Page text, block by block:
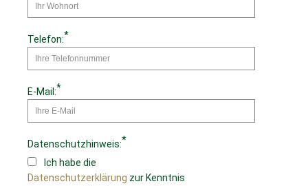
Telefon:*
E-Mail:*
Datenschutzhinweis:*
Ich habe die
Datenschutzerklärung zur Kenntnis